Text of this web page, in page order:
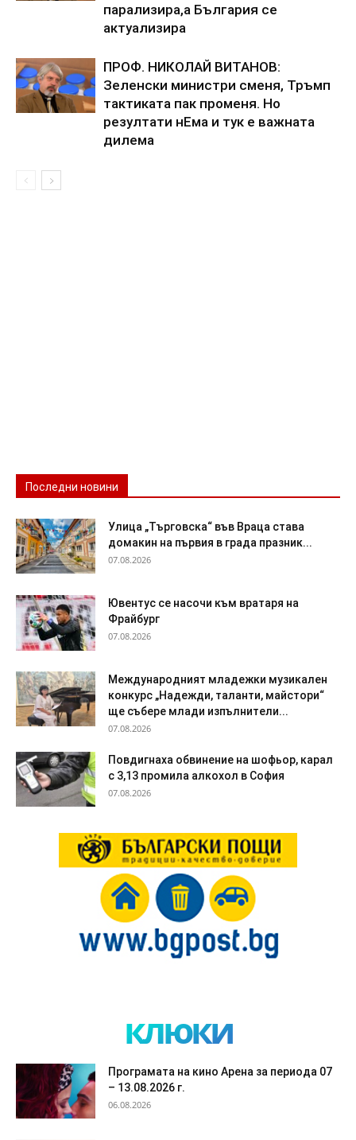
парализира,а България се
актуализира
ПРОФ. НИКОЛАЙ ВИТАНОВ:
Зеленски министри сменя, Тръмп
тактиката пак променя. Но
резултати нЕма и тук е важната
дилема
Последни новини
Улица „Търговска“ във Враца става
домакин на първия в града празник...
07.08.2026
Ювентус се насочи към вратаря на
Фрайбург
07.08.2026
Международният младежки музикален
конкурс „Надежди, таланти, майстори“
ще събере млади изпълнители...
07.08.2026
Повдигнаха обвинение на шофьор, карал
с 3,13 промила алкохол в София
07.08.2026
клюки
Програмата на кино Арена за периода 07
– 13.08.2026 г.
06.08.2026